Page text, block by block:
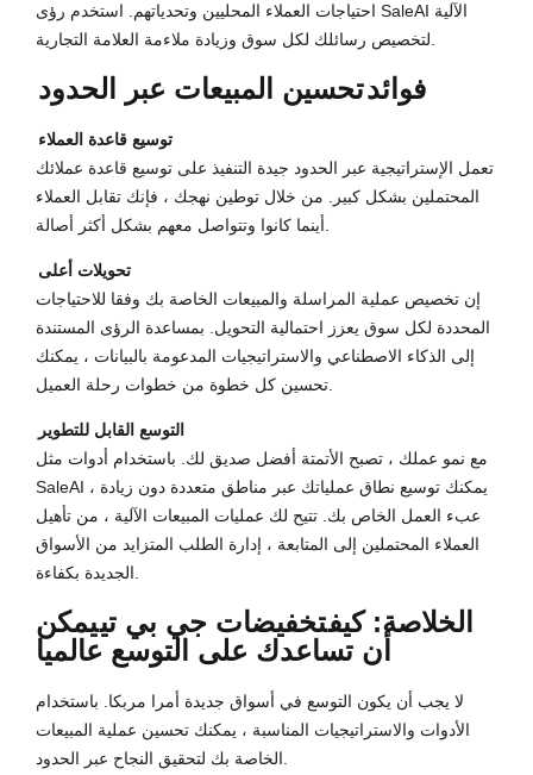
احتياجات العملاء المحليين وتحدياتهم. استخدم رؤى SaleAI الآلية
لتخصيص رسائلك لكل سوق وزيادة ملاءمة العلامة التجارية.
فوائدتحسين المبيعات عبر الحدود
توسيع قاعدة العملاء
تعمل الإستراتيجية عبر الحدود جيدة التنفيذ على توسيع قاعدة عملائك
المحتملين بشكل كبير. من خلال توطين نهجك ، فإنك تقابل العملاء
أينما كانوا وتتواصل معهم بشكل أكثر أصالة.
تحويلات أعلى
إن تخصيص عملية المراسلة والمبيعات الخاصة بك وفقا للاحتياجات
المحددة لكل سوق يعزز احتمالية التحويل. بمساعدة الرؤى المستندة
إلى الذكاء الاصطناعي والاستراتيجيات المدعومة بالبيانات ، يمكنك
تحسين كل خطوة من خطوات رحلة العميل.
التوسع القابل للتطوير
مع نمو عملك ، تصبح الأتمتة أفضل صديق لك. باستخدام أدوات مثل
SaleAI ، يمكنك توسيع نطاق عملياتك عبر مناطق متعددة دون زيادة
عبء العمل الخاص بك. تتيح لك عمليات المبيعات الآلية ، من تأهيل
العملاء المحتملين إلى المتابعة ، إدارة الطلب المتزايد من الأسواق
الجديدة بكفاءة.
الخلاصة: كيفتخفيضات جي بي تييمكن
أن تساعدك على التوسع عالميا
لا يجب أن يكون التوسع في أسواق جديدة أمرا مربكا. باستخدام
الأدوات والاستراتيجيات المناسبة ، يمكنك تحسين عملية المبيعات
الخاصة بك لتحقيق النجاح عبر الحدود.